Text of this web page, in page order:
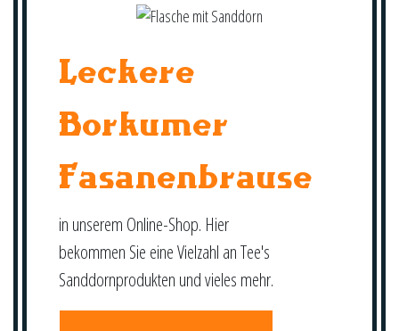
Leckere
Borkumer
Fasanenbrause
in unserem Online-Shop. Hier
bekommen Sie eine Vielzahl an Tee's
Sanddornprodukten und vieles mehr.